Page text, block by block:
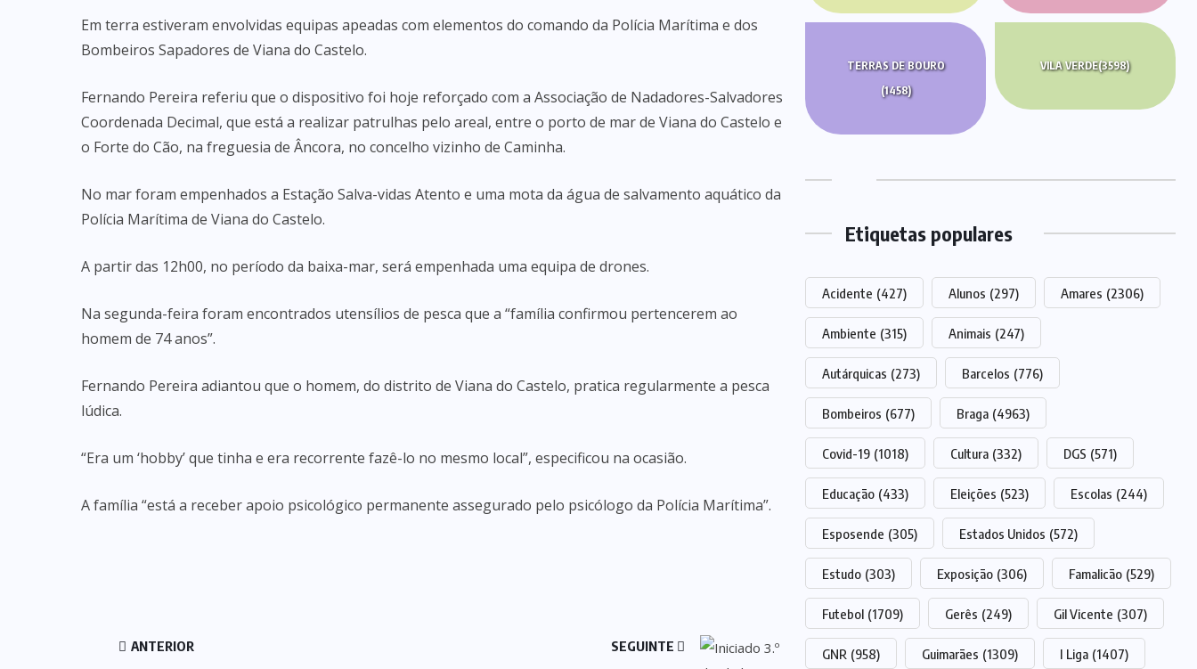
Em terra estiveram envolvidas equipas apeadas com elementos do comando da Polícia Marítima e dos
Bombeiros Sapadores de Viana do Castelo.
Fernando Pereira referiu que o dispositivo foi hoje reforçado com a Associação de Nadadores-Salvadores
Coordenada Decimal, que está a realizar patrulhas pelo areal, entre o porto de mar de Viana do Castelo e
o Forte do Cão, na freguesia de Âncora, no concelho vizinho de Caminha.
No mar foram empenhados a Estação Salva-vidas Atento e uma mota da água de salvamento aquático da
Polícia Marítima de Viana do Castelo.
A partir das 12h00, no período da baixa-mar, será empenhada uma equipa de drones.
Na segunda-feira foram encontrados utensílios de pesca que a “família confirmou pertencerem ao
homem de 74 anos”.
Fernando Pereira adiantou que o homem, do distrito de Viana do Castelo, pratica regularmente a pesca
lúdica.
“Era um ‘hobby’ que tinha e era recorrente fazê-lo no mesmo local”, especificou na ocasião.
A família “está a receber apoio psicológico permanente assegurado pelo psicólogo da Polícia Marítima”.
ANTERIOR SEGUINTE
TERRAS DE BOURO
(1458)
VILA VERDE(3598)
Etiquetas populares
Acidente (427) Alunos (297) Amares (2306)
Ambiente (315) Animais (247)
Autárquicas (273) Barcelos (776)
Bombeiros (677) Braga (4963)
Covid-19 (1018) Cultura (332) DGS (571)
Educação (433) Eleições (523) Escolas (244)
Esposende (305) Estados Unidos (572)
Estudo (303) Exposição (306) Famalicão (529)
Futebol (1709) Gerês (249) Gil Vicente (307)
GNR (958) Guimarães (1309) I Liga (1407)